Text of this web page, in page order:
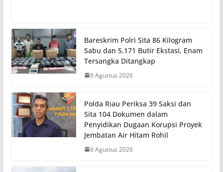
Bareskrim Polri Sita 86 Kilogram
Sabu dan 5.171 Butir Ekstasi, Enam
Tersangka Ditangkap
6 Agustus 2026
Polda Riau Periksa 39 Saksi dan
Sita 104 Dokumen dalam
Penyidikan Dugaan Korupsi Proyek
Jembatan Air Hitam Rohil
6 Agustus 2026